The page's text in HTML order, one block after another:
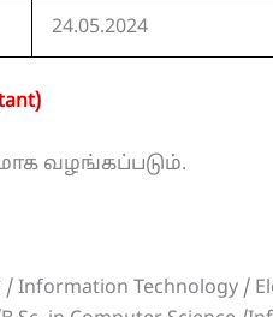
24.05.2024
வழங்கப்படும்.
/ Information Technology /